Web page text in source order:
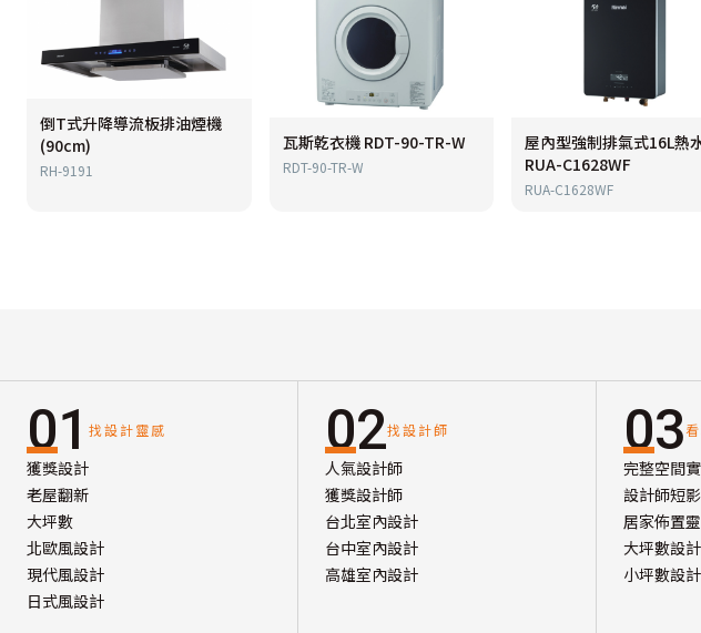
倒T式升降導流板排油煙機
(90cm)
RH-9191
瓦斯乾衣機 RDT-90-TR-W
RDT-90-TR-W
屋內型強制排氣式16L熱
RUA-C1628WF
RUA-C1628WF
01 找設計靈感
獲獎設計
老屋翻新
大坪數
北歐風設計
現代風設計
日式風設計
02找設計師
人氣設計師
獲獎設計師
台北室內設計
台中室內設計
高雄室內設計
03
完整空間
設計師短
居家佈置
大坪數設計
小坪數設計